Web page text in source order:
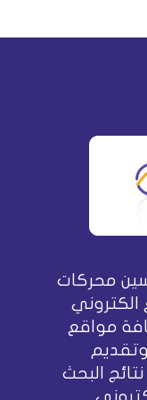
محركات
مواقع
البحث